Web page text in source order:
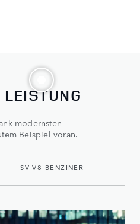
modernsten
Beispiel voran.
SV V8 BENZINER